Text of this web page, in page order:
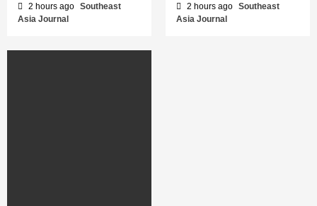
2 hours ago Southeast
Asia Journal
2 hours ago Southeast
Asia Journal